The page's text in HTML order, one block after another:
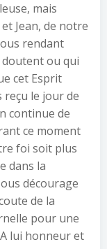
mais
Jean, de notre
rendant
ou qui
cet Esprit
reçu le jour de
continue de
ce moment
foi soit plus
dans la
décourage
de la
pour une
lui honneur et